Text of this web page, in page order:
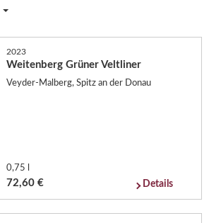
2023
Weitenberg Grüner Veltliner
Veyder-Malberg, Spitz an der Donau
0,75 l
72,60 € Details